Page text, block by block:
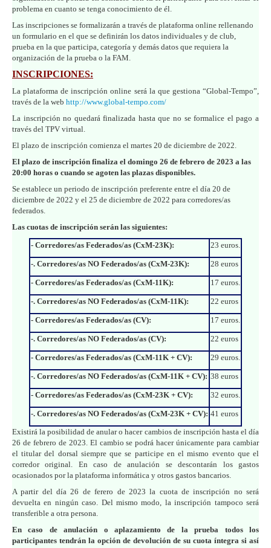
problema en cuanto se tenga conocimiento de él.
Las inscripciones se formalizarán a través de plataforma online rellenando
un formulario en el que se definirán los datos individuales y de club,
prueba en la que participa, categoría y demás datos que requiera la
organización de la prueba o la FAM.
INSCRIPCIONES:
La plataforma de inscripción online será la que gestiona “Global-Tempo”,
través de la web http://www.global-tempo.com/
La inscripción no quedará finalizada hasta que no se formalice el pago a
través del TPV virtual.
El plazo de inscripción comienza el martes 20 de diciembre de 2022.
El plazo de inscripción finaliza el domingo 26 de febrero de 2023 a las
20:00 horas o cuando se agoten las plazas disponibles.
Se establece un periodo de inscripción preferente entre el día 20 de
diciembre de 2022 y el 25 de diciembre de 2022 para corredores/as
federados.
Las cuotas de inscripción serán las siguientes:
- Corredores/as Federados/as (CxM-23K):
23 euros.
-. Corredores/as NO Federados/as (CxM-23K): 28 euros
- Corredores/as Federados/as (CxM-11K): 17 euros.
-. Corredores/as NO Federados/as (CxM-11K): 22 euros
- Corredores/as Federados/as (CV): 17 euros.
-. Corredores/as NO Federados/as (CV): 22 euros
- Corredores/as Federados/as (CxM-11K + CV): 29 euros.
-. Corredores/as NO Federados/as (CxM-11K + CV): 38 euros
- Corredores/as Federados/as (CxM-23K + CV): 32 euros.
-. Corredores/as NO Federados/as (CxM-23K + CV): 41 euros
Existirá la posibilidad de anular o hacer cambios de inscripción hasta el día
26 de febrero de 2023. El cambio se podrá hacer únicamente para cambiar
el titular del dorsal siempre que se participe en el mismo evento que el
corredor original. En caso de anulación se descontarán los gastos
ocasionados por la plataforma informática y otros gastos bancarios.
A partir del día 26 de ferero de 2023 la cuota de inscripción no será
devuelta en ningún caso. Del mismo modo, la inscripción tampoco será
transferible a otra persona.
En caso de anulación o aplazamiento de la prueba todos los
participantes tendrán la opción de devolución de su cuota íntegra si así